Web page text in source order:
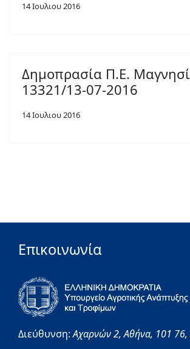
14 Ιουλιου 2016
Δημοπρασία Π.Ε.
13321/13-07-2016
14 Ιουλιου 2016
Επικοινωνία
Διεύθυνση:Αχαρνών 2,Αθήνα, 101 76,